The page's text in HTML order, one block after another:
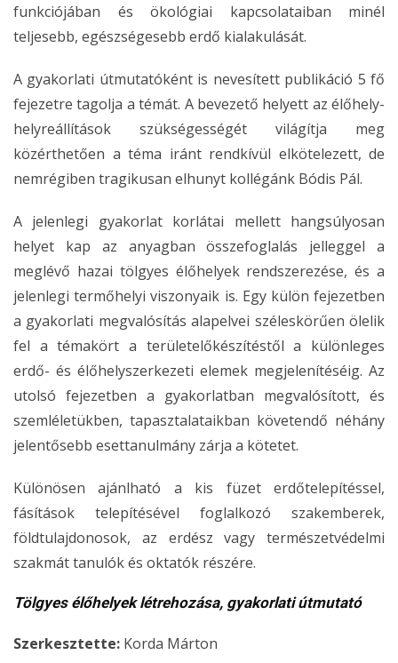
funkciójában és ökológiai kapcsolataiban minél
teljesebb, egészségesebb erdő kialakulását.
A gyakorlati útmutatóként is nevesített publikáció 5 fő
fejezetre tagolja a témát. A bevezető helyett az élőhely-
helyreállítások szükségességét világítja meg
közérthetően a téma iránt rendkívül elkötelezett, de
nemrégiben tragikusan elhunyt kollégánk Bódis Pál.
A jelenlegi gyakorlat korlátai mellett hangsúlyosan
helyet kap az anyagban összefoglalás jelleggel a
meglévő hazai tölgyes élőhelyek rendszerezése, és a
jelenlegi termőhelyi viszonyaik is. Egy külön fejezetben
a gyakorlati megvalósítás alapelvei széleskörűen ölelik
fel a témakört a területelőkészítéstől a különleges
erdő- és élőhelyszerkezeti elemek megjelenítéséig. Az
utolsó fejezetben a gyakorlatban megvalósított, és
szemléletükben, tapasztalataikban követendő néhány
jelentősebb esettanulmány zárja a kötetet.
Különösen ajánlható a kis füzet erdőtelepítéssel,
fásítások telepítésével foglalkozó szakemberek,
földtulajdonosok, az erdész vagy természetvédelmi
szakmát tanulók és oktatók részére.
Tölgyes élőhelyek létrehozása, gyakorlati útmutató
Szerkesztette: Korda Márton